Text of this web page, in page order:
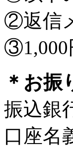
②返信
③1,000
＊お振
振込銀
口座名